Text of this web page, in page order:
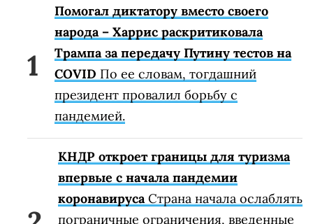
Помогал диктатору вместо своего
народа – Харрис раскритиковала
Трампа за передачу Путину тестов на
COVID По ее словам, тогдашний
президент провалил борьбу с
пандемией.
КНДР откроет границы для туризма
впервые с начала пандемии
коронавирусаСтрана начала ослаблять
пограничные ограничения, введенные